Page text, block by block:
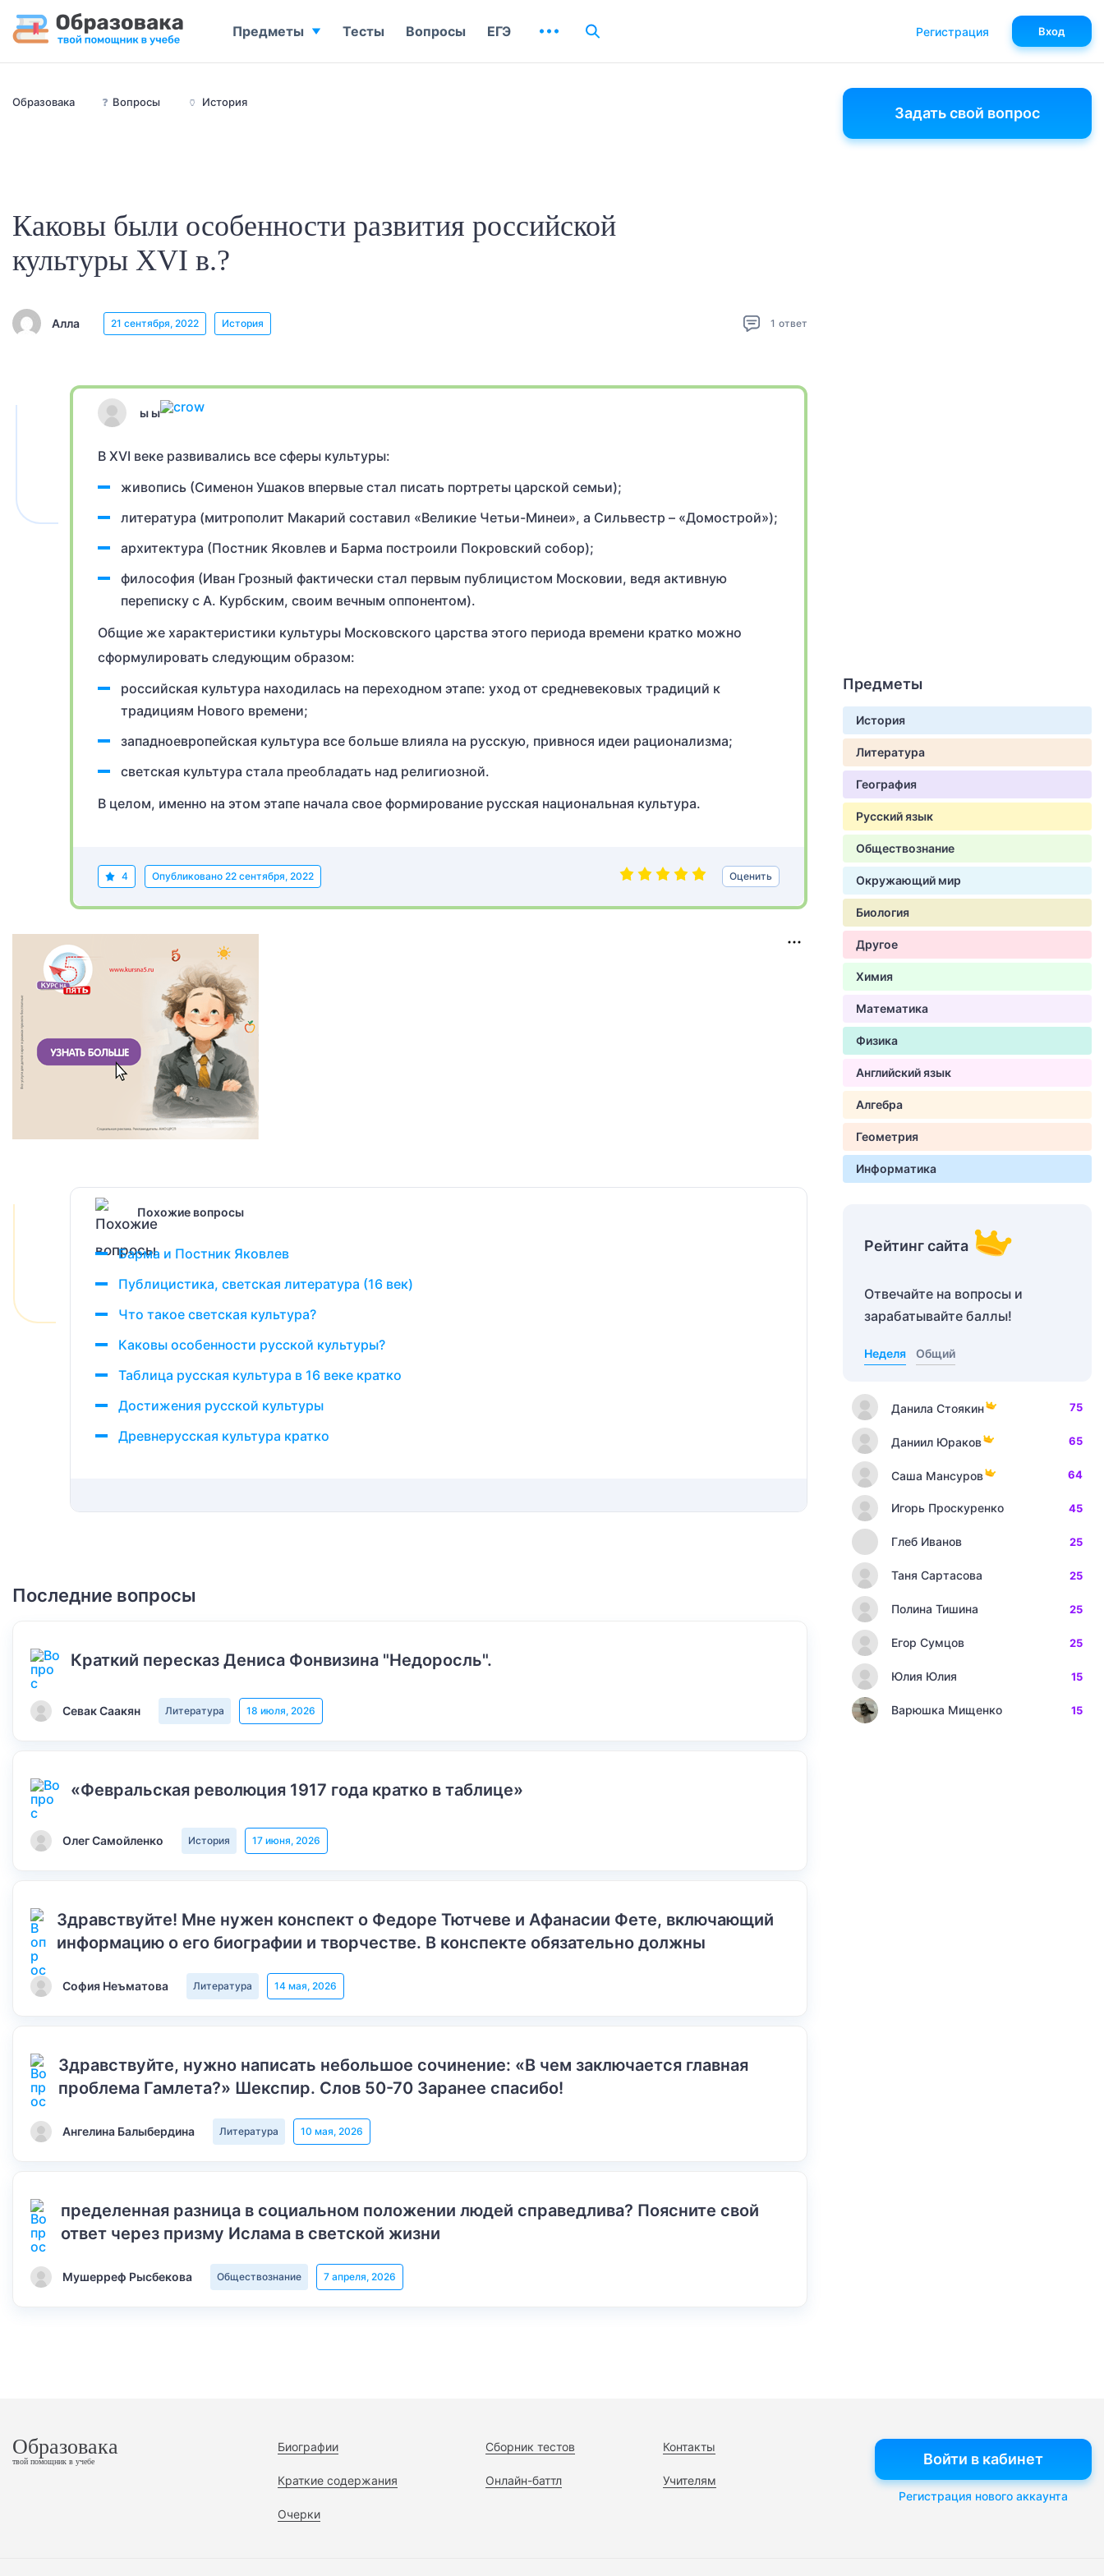
Образовака ❓ Вопросы 🏺 История
Каковы были особенности развития российской
культуры XVI в.?
Алла 21 сентября, 2022 История 1 ответ
ы ы
В XVI веке развивались все сферы культуры:
живопись (Сименон Ушаков впервые стал писать портреты царской семьи);
литература (митрополит Макарий составил «Великие Четьи-Минеи», а Сильвестр – «Домострой»);
архитектура (Постник Яковлев и Барма построили Покровский собор);
философия (Иван Грозный фактически стал первым публицистом Московии, ведя активную
переписку с А. Курбским, своим вечным оппонентом).
Общие же характеристики культуры Московского царства этого периода времени кратко можно
сформулировать следующим образом:
российская культура находилась на переходном этапе: уход от средневековых традиций к
традициям Нового времени;
западноевропейская культура все больше влияла на русскую, привнося идеи рационализма;
светская культура стала преобладать над религиозной.
В целом, именно на этом этапе начала свое формирование русская национальная культура.
4 Опубликовано 22 сентября, 2022 Оценить
Похожие вопросы
Барма и Постник Яковлев
Публицистика, светская литература (16 век)
Что такое светская культура?
Каковы особенности русской культуры?
Таблица русская культура в 16 веке кратко
Достижения русской культуры
Древнерусская культура кратко
Последние вопросы
Краткий пересказ Дениса Фонвизина "Недоросль".
Севак Саакян Литература 18 июля, 2026
«Февральская революция 1917 года кратко в таблице»
Олег Самойленко История 17 июня, 2026
Здравствуйте! Мне нужен конспект о Федоре Тютчеве и Афанасии Фете, включающий
информацию о его биографии и творчестве. В конспекте обязательно должны
София Неъматова Литература 14 мая, 2026
Здравствуйте, нужно написать небольшое сочинение: «В чем заключается главная
проблема Гамлета?» Шекспир. Слов 50-70 Заранее спасибо!
Ангелина Балыбердина Литература 10 мая, 2026
пределенная разница в социальном положении людей справедлива? Поясните свой
ответ через призму Ислама в светской жизни
Мушерреф Рысбекова Обществознание 7 апреля, 2026
Задать свой вопрос
Предметы
История
Литература
География
Русский язык
Обществознание
Окружающий мир
Биология
Другое
Химия
Математика
Физика
Английский язык
Алгебра
Геометрия
Информатика
Рейтинг сайта
Отвечайте на вопросы и
зарабатывайте баллы!
Неделя Общий
Данила Стоякин 75
Даниил Юраков 65
Саша Мансуров 64
Игорь Проскуренко 45
Глеб Иванов 25
Таня Сартасова 25
Полина Тишина 25
Егор Сумцов 25
Юлия Юлия 15
Варюшка Мищенко 15
Предметы Тесты Вопросы ЕГЭ Регистрация Вход
Образовака
твой помощник в учебе
Биографии
Краткие содержания
Очерки
Сборник тестов
Онлайн-баттл
Контакты
Учителям
Войти в кабинет
Регистрация нового аккаунта